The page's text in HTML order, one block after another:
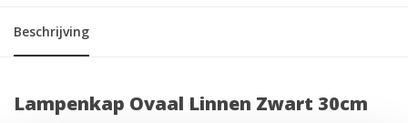
Beschrijving
Lampenkap Ovaal Linnen Zwart 30cm